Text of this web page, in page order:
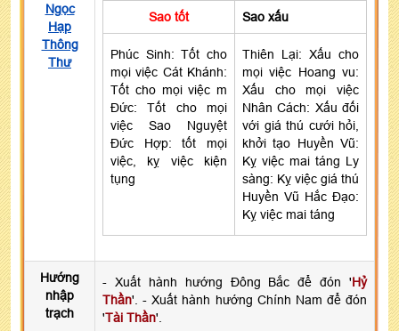
Ngọc
Hạp
Thông
Thư
Sao tốt Sao xấu
Phúc Sinh: Tốt cho
mọi việc Cát Khánh:
Tốt cho mọi việc m
Đức: Tốt cho mọi
việc Sao Nguyệt
Đức Hợp: tốt mọi
việc, kỵ việc kiện
tụng
Thiên Lại: Xấu cho
mọi việc Hoang vu:
Xấu cho mọi việc
Nhân Cách: Xấu đối
với giá thú cưới hỏi,
khởi tạo Huyền Vũ:
Kỵ việc mai táng Ly
sàng: Kỵ việc giá thú
Huyền Vũ Hắc Đạo:
Kỵ việc mai táng
Hướng
nhập
trạch
- Xuất hành hướng Đông Bắc để đón 'Hỷ
Thần'. - Xuất hành hướng Chính Nam để đón
'Tài Thần'.